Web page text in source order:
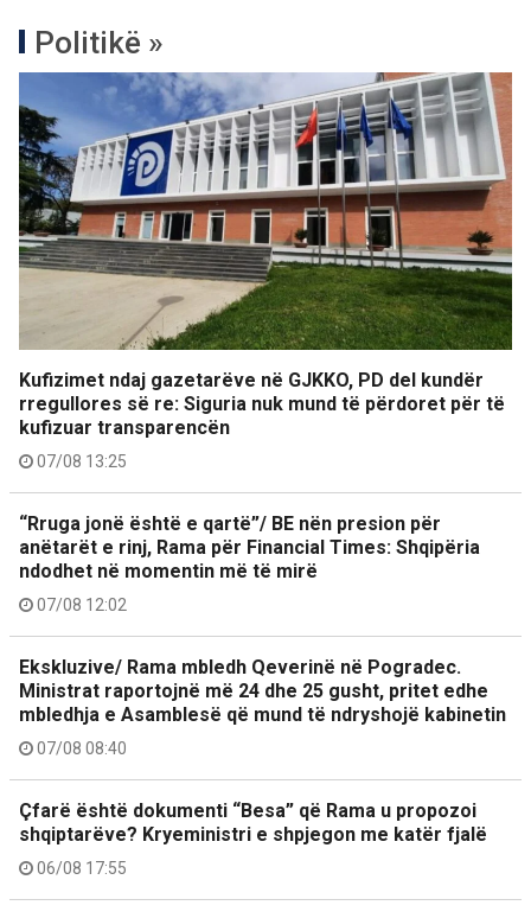
Politikë »
Kufizimet ndaj gazetarëve në GJKKO, PD del kundër
rregullores së re: Siguria nuk mund të përdoret për të
kufizuar transparencën
07/08 13:25
“Rruga jonë është e qartë”/ BE nën presion për
anëtarët e rinj, Rama për Financial Times: Shqipëria
ndodhet në momentin më të mirë
07/08 12:02
Ekskluzive/ Rama mbledh Qeverinë në Pogradec.
Ministrat raportojnë më 24 dhe 25 gusht, pritet edhe
mbledhja e Asamblesë që mund të ndryshojë kabinetin
07/08 08:40
Çfarë është dokumenti “Besa” që Rama u propozoi
shqiptarëve? Kryeministri e shpjegon me katër fjalë
06/08 17:55